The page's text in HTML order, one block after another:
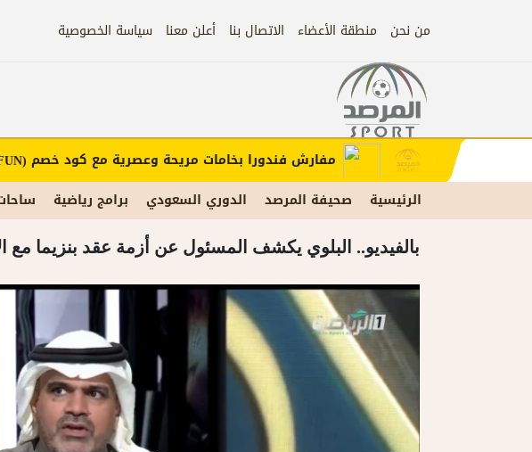
من نحن منطقة الأعضاء الاتصال بنا أعلن معنا سياسة الخصوصية
الرئيسية صحيفة المرصد الدوري السعودي برامج رياضية
مفارش فندورا بخامات مريحة وعصرية مع كود خصم (FUN)
بالفيديو.. البلوي يكشف المسئول عن أزمة عقد بنزيما مع